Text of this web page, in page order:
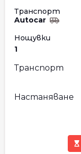
Транспорт
Autocar
Нощувки
1
Транспорт
Настаняване